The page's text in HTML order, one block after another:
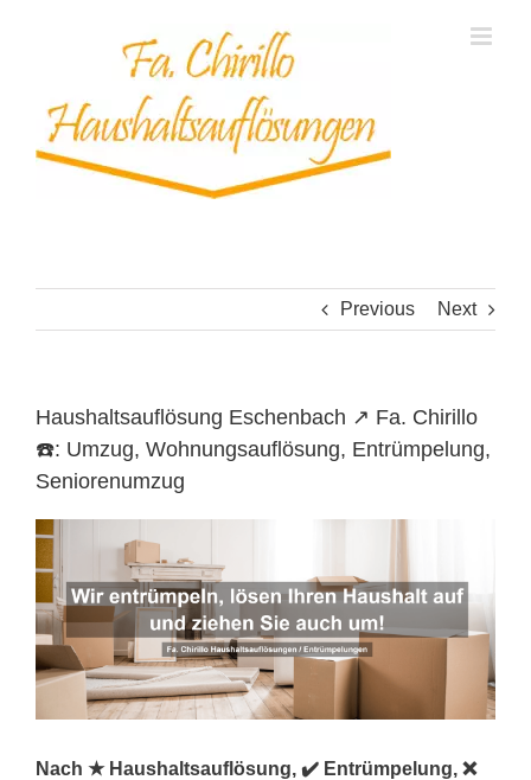
Previous Next
Haushaltsauflösung Eschenbach ↗️ Fa. Chirillo
☎️: Umzug, Wohnungsauflösung, Entrümpelung,
Seniorenumzug
Nach ★ Haushaltsauflösung, ✔️ Entrümpelung, ❌